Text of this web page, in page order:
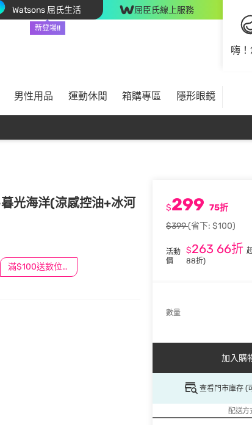
Watsons 屈氏生活
新登場!!
屈臣氏線上服務
嗨
男性用品 運動休閒 箱購專區 隱形眼鏡
光海洋(涼感控油+冰河
滿$100送數位印花
$299 75折
$399(省下: $100)
活動
價
$263 66折
88折)
數量
加入購
查看門市庫存 (
配送方